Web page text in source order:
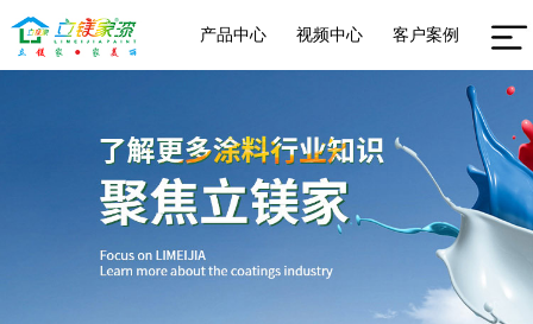
产品中心 视频中心 客户案例